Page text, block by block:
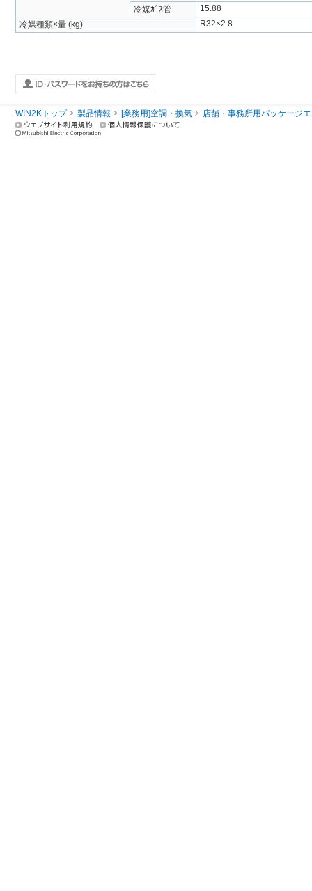
冷媒ｶﾞｽ管
15.88
冷媒種類×量 (kg)
R32×2.8
WIN2Kトップ 製品情報 [業務用]空調・換気 店舗・事務所用パッケージ